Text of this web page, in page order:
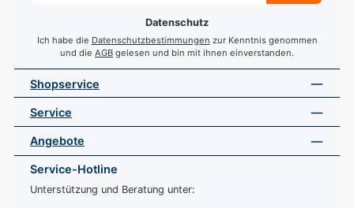
Datenschutz
Ich habe die Datenschutzbestimmungen zur Kenntnis genommen
und die AGB gelesen und bin mit ihnen einverstanden.
Shopservice
Service
Angebote
Service-Hotline
Unterstützung und Beratung unter: